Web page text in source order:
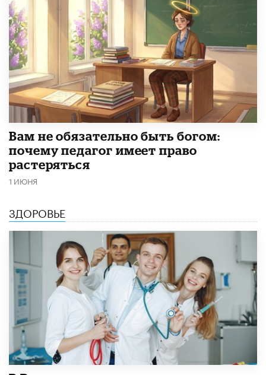
​Вам не обязательно быть богом:
почему педагог имеет право
растеряться
1 ИЮНЯ
ЗДОРОВЬЕ